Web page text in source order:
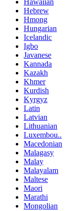
Hawaiian
Hebrew
Hmong
Hungarian
Icelandic
Igbo
Javanese
Kannada
Kazakh
Khmer
Kurdish
Kyrgyz
Latin
Latvian
Lithuanian
Luxembou..
Macedonian
Malagasy
Malay
Malayalam
Maltese
Maori
Marathi
Mongolian